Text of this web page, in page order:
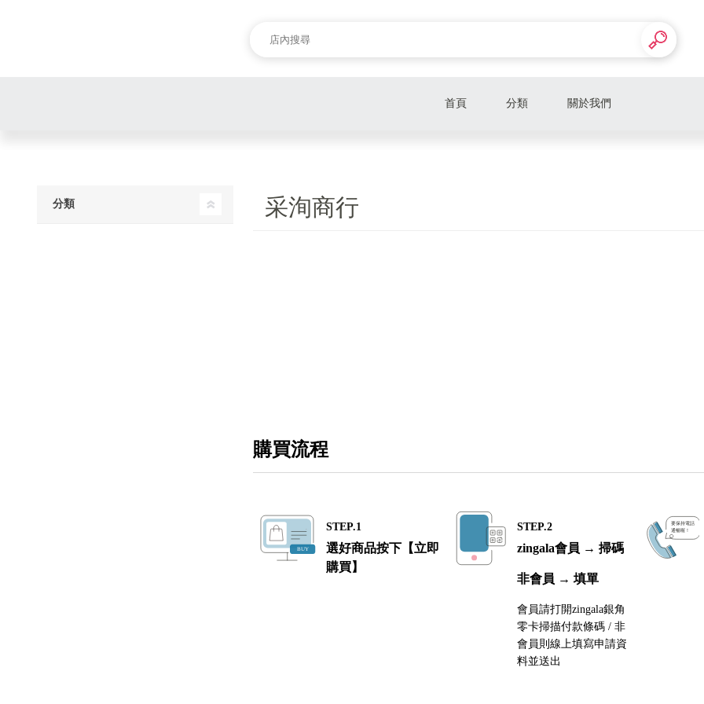
首頁 分類 關於我們
采洵商行
購買流程
STEP.1
選好商品按下【立即
購買】
STEP.2
zingala會員 → 掃碼
非會員 → 填單
會員請打開zingala銀角
零卡掃描付款條碼 / 非
會員則線上填寫申請資
料並送出
分類